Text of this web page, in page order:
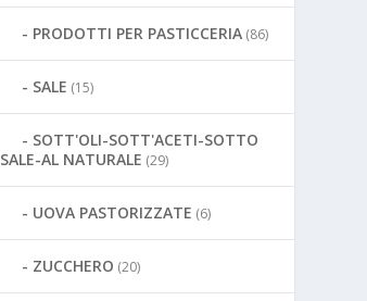
PRODOTTI PER PASTICCERIA (86)
SALE (15)
SOTT'OLI-SOTT'ACETI-SOTTO
SALE-AL NATURALE (29)
UOVA PASTORIZZATE (6)
ZUCCHERO (20)